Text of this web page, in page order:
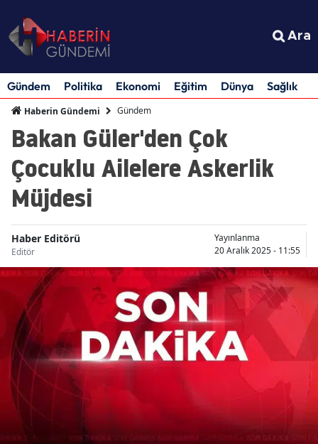
Ara
Gündem Politika Ekonomi Eğitim Dünya Sağlık
Haberin Gündemi Gündem
Bakan Güler'den Çok
Çocuklu Ailelere Askerlik
Müjdesi
Haber Editörü
Editör
Yayınlanma
20 Aralık 2025 - 11:55